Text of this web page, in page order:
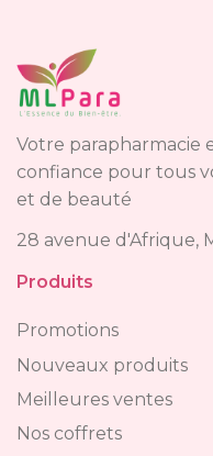
Votre parapharmacie
confiance pour tous
et de beauté
28 avenue d'Afrique,
Produits
Promotions
Nouveaux produits
Meilleures ventes
Nos coffrets